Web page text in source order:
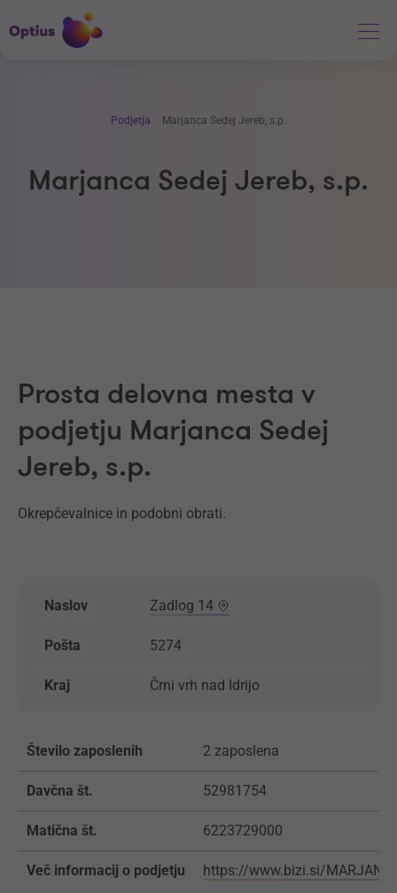
Podjetja Marjanca Sedej Jereb, s.p.
Marjanca Sedej Jereb, s.p.
Prosta delovna mesta v
podjetju Marjanca Sedej
Jereb, s.p.
Okrepčevalnice in podobni obrati.
Naslov Zadlog 14
Pošta 5274
Kraj Črni vrh nad Idrijo
Število zaposlenih 2 zaposlena
Davčna št. 52981754
Matična št. 6223729000
Več informacij o podjetju https://www.bizi.si/